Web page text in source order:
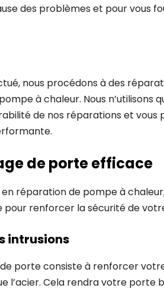
des problèmes et pour vous
nous procédons à des
à chaleur. Nous n’utilisons
de nos réparations et
de porte efficace
réparation de pompe à
renforcer la sécurité de
intrusions
porte consiste à renforcer
l’acier. Cela rendra votre porte